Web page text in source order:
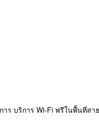
ร บริการ Wi-Fi ฟรีในพื้นที่ส